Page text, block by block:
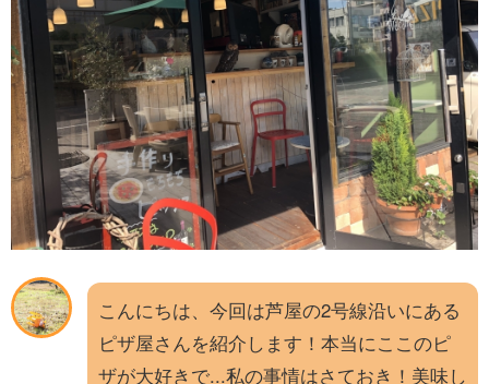
こんにちは、今回は芦屋の2号線沿いにある
ピザ屋さんを紹介します！本当にここのピ
ザが大好きで...私の事情はさておき！美味し